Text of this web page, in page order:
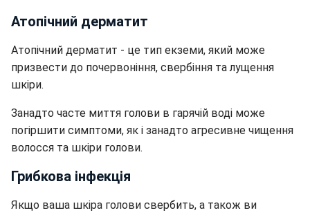
Атопічний дерматит
Атопічний дерматит - це тип екземи, який може
призвести до почервоніння, свербіння та лущення
шкіри.
Занадто часте миття голови в гарячій воді може
погіршити симптоми, як і занадто агресивне чищення
волосся та шкіри голови.
Грибкова інфекція
Якщо ваша шкіра голови свербить, а також ви